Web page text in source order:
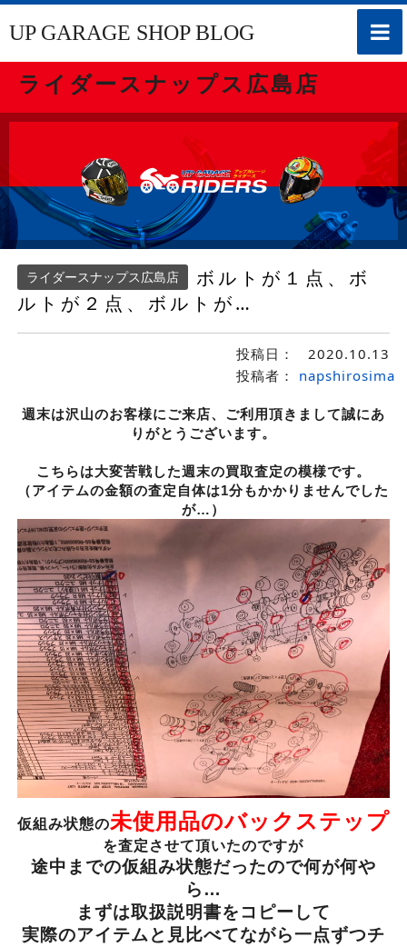
toggle
UP GARAGE SHOP BLOG
ライダースナップス広島店
ライダースナップス広島店
ボルトが１点、ボ
ルトが２点、ボルトが…
投稿日：
2020.10.13
投稿者：
napshirosima
週末は沢山のお客様にご来店、ご利用頂きまして誠にあ
りがとうございます。
こちらは大変苦戦した週末の買取査定の模様です。
（アイテムの金額の査定自体は1分もかかりませんでした
が…）
仮組み状態の未使用品のバックステップ
を査定させて頂いたのですが
途中までの仮組み状態だったので何が何や
ら…
まずは取扱説明書をコピーして
実際のアイテムと見比べてながら一点ずつチ